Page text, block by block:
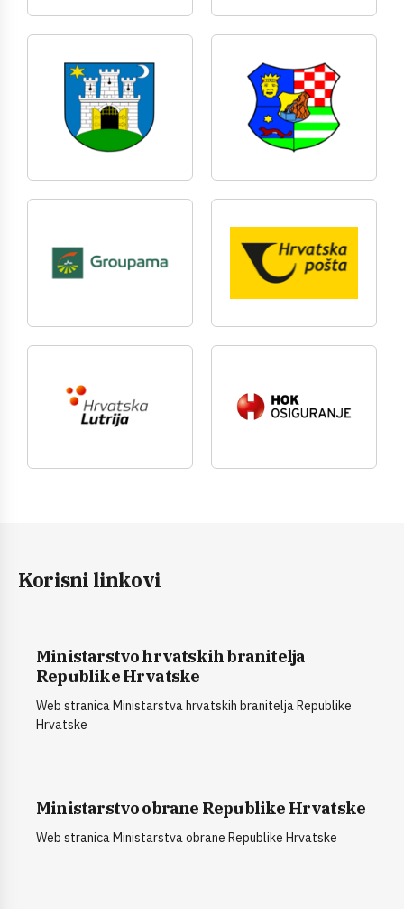
Korisni linkovi
Ministarstvo hrvatskih branitelja
Republike Hrvatske
Web stranica Ministarstva hrvatskih branitelja Republike
Hrvatske
Ministarstvo obrane Republike Hrvatske
Web stranica Ministarstva obrane Republike Hrvatske